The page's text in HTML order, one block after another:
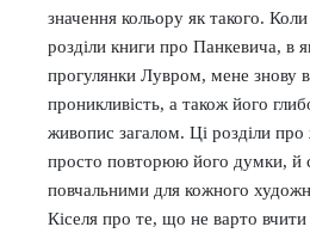
значення кольору як такого.
розділи книги про Панкевича, в
прогулянки Лувром, мене знову
проникливість, а також його
живопис загалом. Ці розділи
просто повторюю його думки, й
повчальними для кожного
Кіселя про те, що не варто